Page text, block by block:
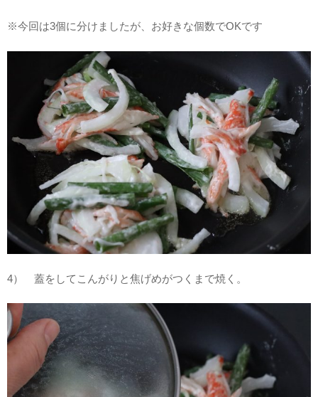
※今回は3個に分けましたが、お好きな個数でOKです
4） 蓋をしてこんがりと焦げめがつくまで焼く。